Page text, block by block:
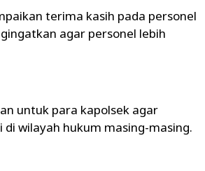
terima kasih pada personel
agar personel lebih
untuk para kapolsek agar
wilayah hukum masing-masing.